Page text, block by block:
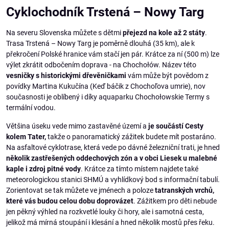
Cyklochodník Trstená – Nowy Targ
Na severu Slovenska můžete s dětmipřejezd na kole až 2 státy.
Trasa Trstená – Nowy Targ je poměrně dlouhá (35 km), ale k
překročení Polské hranice vám stačí jen pár. Krátce za ní (500 m) lze
výlet zkrátit odbočením doprava - na Chochołów. Název této
vesničky s historickými dřevěničkami vám může být povědom z
povídky Martina Kukučína (Keď báčik z Chochoľova umrie), nov
současnosti je oblíbený i díky aquaparku Chochołowskie Termy s
termální vodou.
Většina úseku vede mimo zastavěné území a je součástí Cesty
kolem Tater,takže o panoramatický zážitek budete mít postaráno.
Na asfaltové cyklotrase, která vede po dávné železniční trati, je hned
několik zastřešených oddechových zón a v obci Liesek u malebné
kaple i zdroj pitné vody. Krátce za tímto místem najdete také
meteorologickou stanici SHMÚ a vyhlídkový bod s informační tabulí.
Zorientovat se tak můžete ve jménech a polozetatranských vrchů,
které vás budou celou dobu doprovázet. Zážitkem pro děti nebude
jen pěkný výhled na rozkvetlé louky či hory, ale i samotná cesta,
jelikož má mírná stoupání i klesání a hned několik mostů přes řeku.